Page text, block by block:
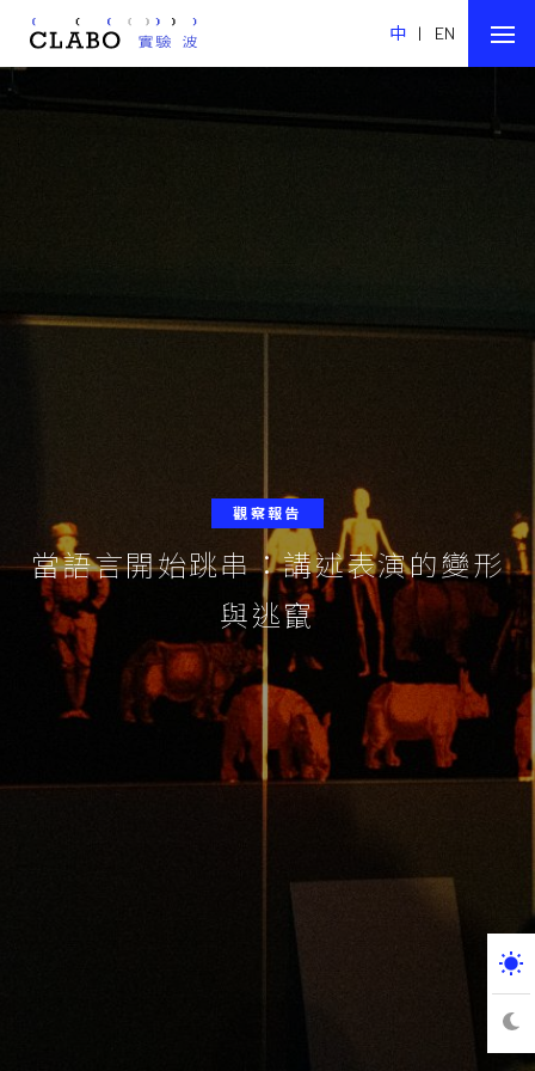
中 | EN
觀察報告
當語言開始跳串：講述表演的變形
與逃竄